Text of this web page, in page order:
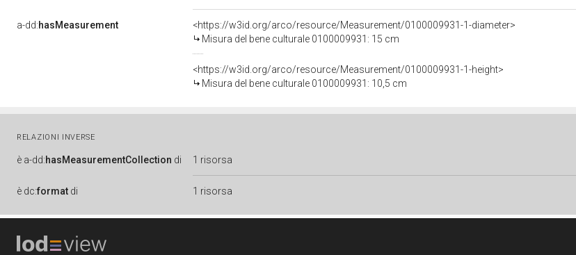
a-dd:hasMeasurement
<https://w3id.org/arco/resource/Measurement/0100009931-1-diameter>
Misura del bene culturale 0100009931: 15 cm
<https://w3id.org/arco/resource/Measurement/0100009931-1-height>
Misura del bene culturale 0100009931: 10,5 cm
RELAZIONI INVERSE
è a-dd:hasMeasurementCollection di 1 risorsa
è dc:format di 1 risorsa